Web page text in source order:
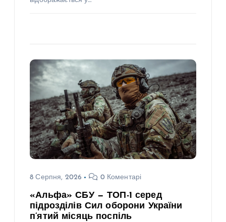
8 Серпня, 2026 0 Коментарі
«Альфа» СБУ — ТОП-1 серед
підрозділів Сил оборони України
п’ятий місяць поспіль